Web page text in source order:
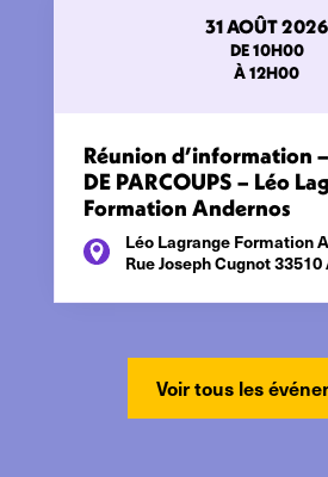
31 AOÛT 2026
DE 10H00
À 12H00
Réunion d’information
DE PARCOUPS – Léo
Formation Andernos
Léo Lagrange Formation
Rue Joseph Cugnot
Voir tous les